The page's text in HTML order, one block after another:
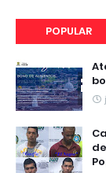
POPULAR